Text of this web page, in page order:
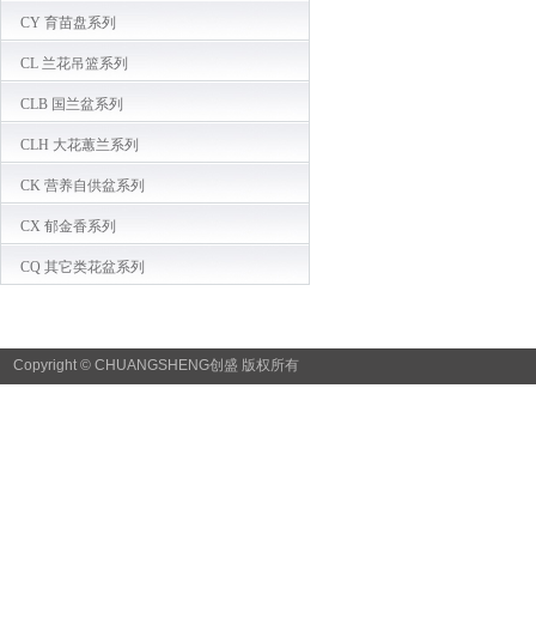
CY 育苗盘系列
CL 兰花吊篮系列
CLB 国兰盆系列
CLH 大花蕙兰系列
CK 营养自供盆系列
CX 郁金香系列
CQ 其它类花盆系列
Copyright © CHUANGSHENG创盛 版权所有